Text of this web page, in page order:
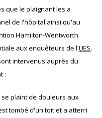
que le plaignant les a
de l'hôpital ainsi qu'au
Hamilton-Wentworth
aux enquêteurs de l'UES.
intervenus auprès du
:
plaint de douleurs aux
tombé d'un toit et a atterri